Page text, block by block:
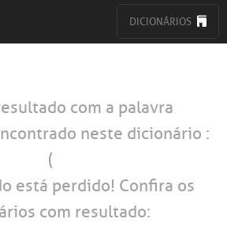
DICIONÁRIOS
com a palavra
neste dicionário :
(
está perdido! Confira os
com resultado: